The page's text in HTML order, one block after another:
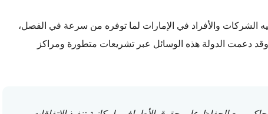
الشركات والأفراد في الإمارات لما توفره من سرعة في الفصل،
وقد دعمت الدولة هذه الوسائل عبر تشريعات متطورة ومراكز